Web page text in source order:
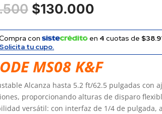
El
precio
original
era:
$136.500.
$130.000El
actual
es:
$130.000.
con en 4 cuotas de
tu cupo.
MS08 K&F
Alcanza hasta 5.2 ft/62.5 pulgadas con
proporcionando alturas de disparo
versátil: con interfaz de 1/4 de pulgada,